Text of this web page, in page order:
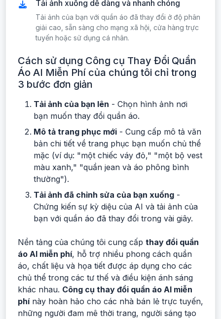
Tải ảnh xuống dễ dàng và nhanh chóng
Tải ảnh của bạn với quần áo đã thay đổi ở độ phân
giải cao, sẵn sàng cho mạng xã hội, cửa hàng trực
tuyến hoặc sử dụng cá nhân.
Cách sử dụng Công cụ Thay Đổi Quần
Áo AI Miễn Phí của chúng tôi chỉ trong
3 bước đơn giản
Tải ảnh của bạn lên - Chọn hình ảnh nơi
bạn muốn thay đổi quần áo.
Mô tả trang phục mới - Cung cấp mô tả văn
bản chi tiết về trang phục bạn muốn chủ thể
mặc (ví dụ: "một chiếc váy đỏ," "một bộ vest
màu xanh," "quần jean và áo phông bình
thường").
Tải ảnh đã chỉnh sửa của bạn xuống -
Chứng kiến sự kỳ diệu của AI và tải ảnh của
bạn với quần áo đã thay đổi trong vài giây.
Nền tảng của chúng tôi cung cấp thay đổi quần
áo AI miễn phí, hỗ trợ nhiều phong cách quần
áo, chất liệu và họa tiết được áp dụng cho các
chủ thể trong các tư thế và điều kiện ánh sáng
khác nhau. Công cụ thay đổi quần áo AI miễn
phínày hoàn hảo cho các nhà bán lẻ trực tuyến,
những người đam mê thời trang, người sáng tạo